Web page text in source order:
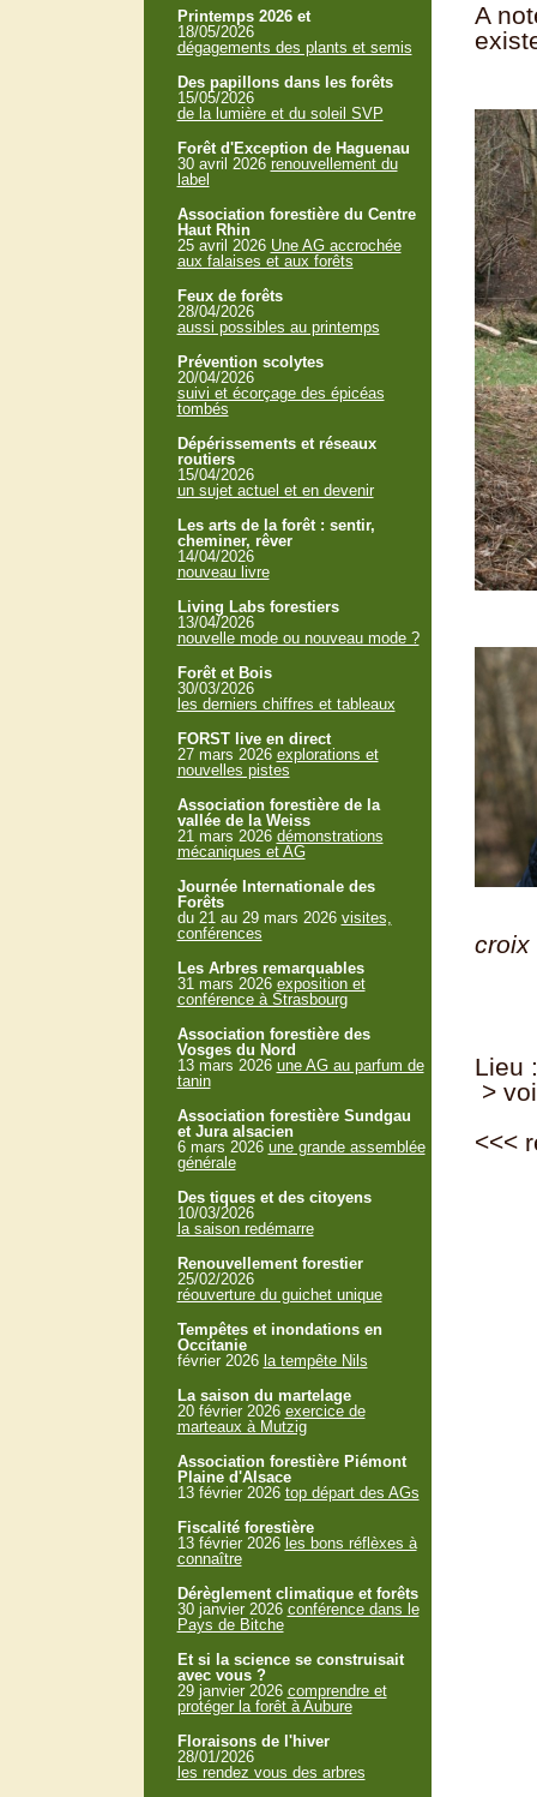
A
croix
Lieu
>
<<<
Printemps 2026 et
18/05/2026
dégagements des plants et semis
Des papillons dans les forêts
15/05/2026
de la lumière et du soleil SVP
Forêt d'Exception de Haguenau
30 avril 2026 renouvellement du
label
Association forestière du Centre
Haut Rhin
25 avril 2026 Une AG accrochée
aux falaises et aux forêts
Feux de forêts
28/04/2026
aussi possibles au printemps
Prévention scolytes
20/04/2026
suivi et écorçage des épicéas
tombés
Dépérissements et réseaux
routiers
15/04/2026
un sujet actuel et en devenir
Les arts de la forêt : sentir,
cheminer, rêver
14/04/2026
nouveau livre
Living Labs forestiers
13/04/2026
nouvelle mode ou nouveau mode ?
Forêt et Bois
30/03/2026
les derniers chiffres et tableaux
FORST live en direct
27 mars 2026 explorations et
nouvelles pistes
Association forestière de la
vallée de la Weiss
21 mars 2026 démonstrations
mécaniques et AG
Journée Internationale des
Forêts
du 21 au 29 mars 2026 visites,
conférences
Les Arbres remarquables
31 mars 2026 exposition et
conférence à Strasbourg
Association forestière des
Vosges du Nord
13 mars 2026 une AG au parfum de
tanin
Association forestière Sundgau
et Jura alsacien
6 mars 2026 une grande assemblée
générale
Des tiques et des citoyens
10/03/2026
la saison redémarre
Renouvellement forestier
25/02/2026
réouverture du guichet unique
Tempêtes et inondations en
Occitanie
février 2026 la tempête Nils
La saison du martelage
20 février 2026 exercice de
marteaux à Mutzig
Association forestière Piémont
Plaine d'Alsace
13 février 2026 top départ des AGs
Fiscalité forestière
13 février 2026 les bons réflèxes à
connaître
Dérèglement climatique et forêts
30 janvier 2026 conférence dans le
Pays de Bitche
Et si la science se construisait
avec vous ?
29 janvier 2026 comprendre et
protéger la forêt à Aubure
Floraisons de l'hiver
28/01/2026
les rendez vous des arbres